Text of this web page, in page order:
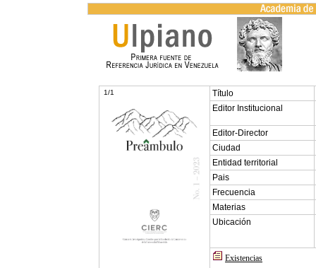
1/1
Título
Editor Institucional
Editor-Director
Ciudad
Entidad territorial
Pais
Frecuencia
Materias
Ubicación
Existencias